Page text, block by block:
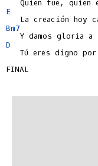
E
Bm7
D
Tú eres digno
FINAL